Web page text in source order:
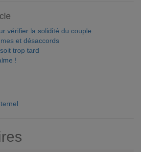
vérifier la solidité du couple
et désaccords
trop tard
!